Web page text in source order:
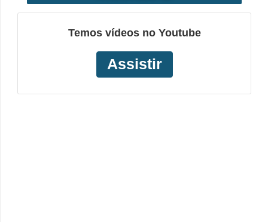
Temos vídeos no Youtube
Assistir